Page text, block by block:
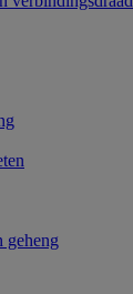
geheng